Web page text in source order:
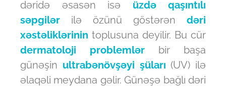
dəridə əsasən isə üzdə qaşıntılı
səpgilər ilə özünü göstərən dəri
xəstəliklərinin toplusuna deyilir. Bu cür
dermatoloji problemlər bir başa
günəşin ultrabənövşəyi şüları (UV) ilə
əlaqəli meydana gəlir. Günəşə bağlı dəri